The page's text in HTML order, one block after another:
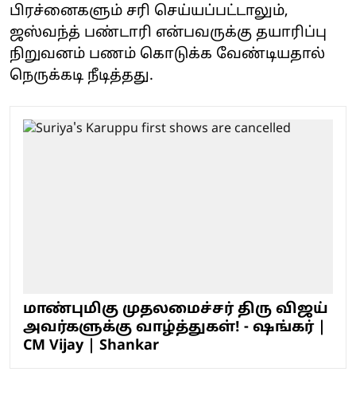
பிரச்னைகளும் சரி செய்யப்பட்டாலும்,
ஜஸ்வந்த் பண்டாரி என்பவருக்கு தயாரிப்பு
நிறுவனம் பணம் கொடுக்க வேண்டியதால்
நெருக்கடி நீடித்தது.
மாண்புமிகு முதலமைச்சர் திரு விஜய்
அவர்களுக்கு வாழ்த்துகள்! - ஷங்கர் |
CM Vijay | Shankar